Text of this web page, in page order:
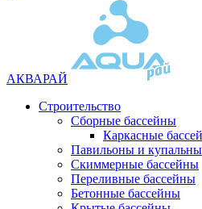
АКВАРАЙ
Строительство
Сборные бассейны
Каркасные
Павильоны и
Скиммерные бассейны
Переливные бассейны
Бетонные бассейны